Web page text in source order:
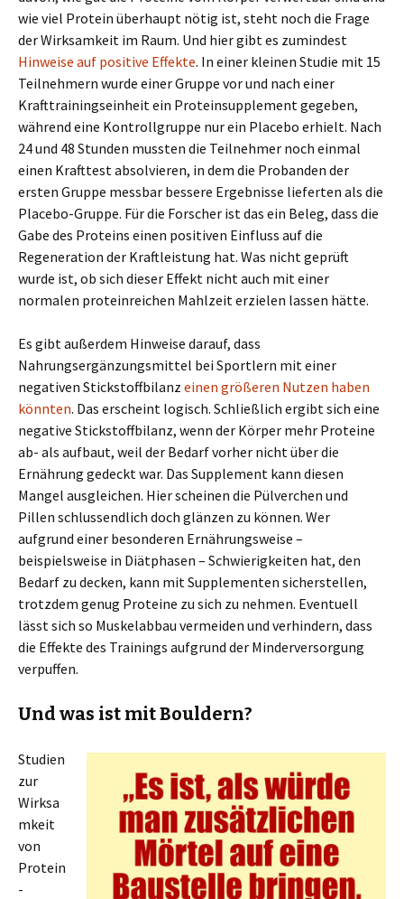
wie viel Protein überhaupt nötig ist, steht noch die Frage
der Wirksamkeit im Raum. Und hier gibt es zumindest
Hinweise auf positive Effekte. In einer kleinen Studie mit 15
Teilnehmern wurde einer Gruppe vor und nach einer
Krafttrainingseinheit ein Proteinsupplement gegeben,
während eine Kontrollgruppe nur ein Placebo erhielt. Nach
24 und 48 Stunden mussten die Teilnehmer noch einmal
einen Krafttest absolvieren, in dem die Probanden der
ersten Gruppe messbar bessere Ergebnisse lieferten als die
Placebo-Gruppe. Für die Forscher ist das ein Beleg, dass die
Gabe des Proteins einen positiven Einfluss auf die
Regeneration der Kraftleistung hat. Was nicht geprüft
wurde ist, ob sich dieser Effekt nicht auch mit einer
normalen proteinreichen Mahlzeit erzielen lassen hätte.
Es gibt außerdem Hinweise darauf, dass
Nahrungsergänzungsmittel bei Sportlern mit einer
negativen Stickstoffbilanz einen größeren Nutzen haben
könnten. Das erscheint logisch. Schließlich ergibt sich eine
negative Stickstoffbilanz, wenn der Körper mehr Proteine
ab- als aufbaut, weil der Bedarf vorher nicht über die
Ernährung gedeckt war. Das Supplement kann diesen
Mangel ausgleichen. Hier scheinen die Pülverchen und
Pillen schlussendlich doch glänzen zu können. Wer
aufgrund einer besonderen Ernährungsweise –
beispielsweise in Diätphasen – Schwierigkeiten hat, den
Bedarf zu decken, kann mit Supplementen sicherstellen,
trotzdem genug Proteine zu sich zu nehmen. Eventuell
lässt sich so Muskelabbau vermeiden und verhindern, dass
die Effekte des Trainings aufgrund der Minderversorgung
verpuffen.
Und was ist mit Bouldern?
Studien
zur
Wirksa
mkeit
von
Protein
-